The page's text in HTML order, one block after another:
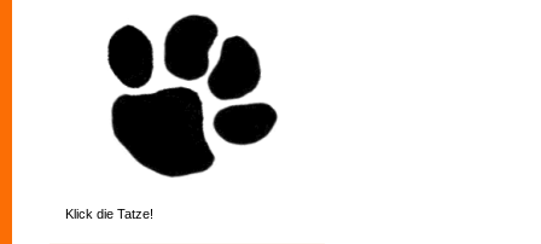
Klick die Tatze!